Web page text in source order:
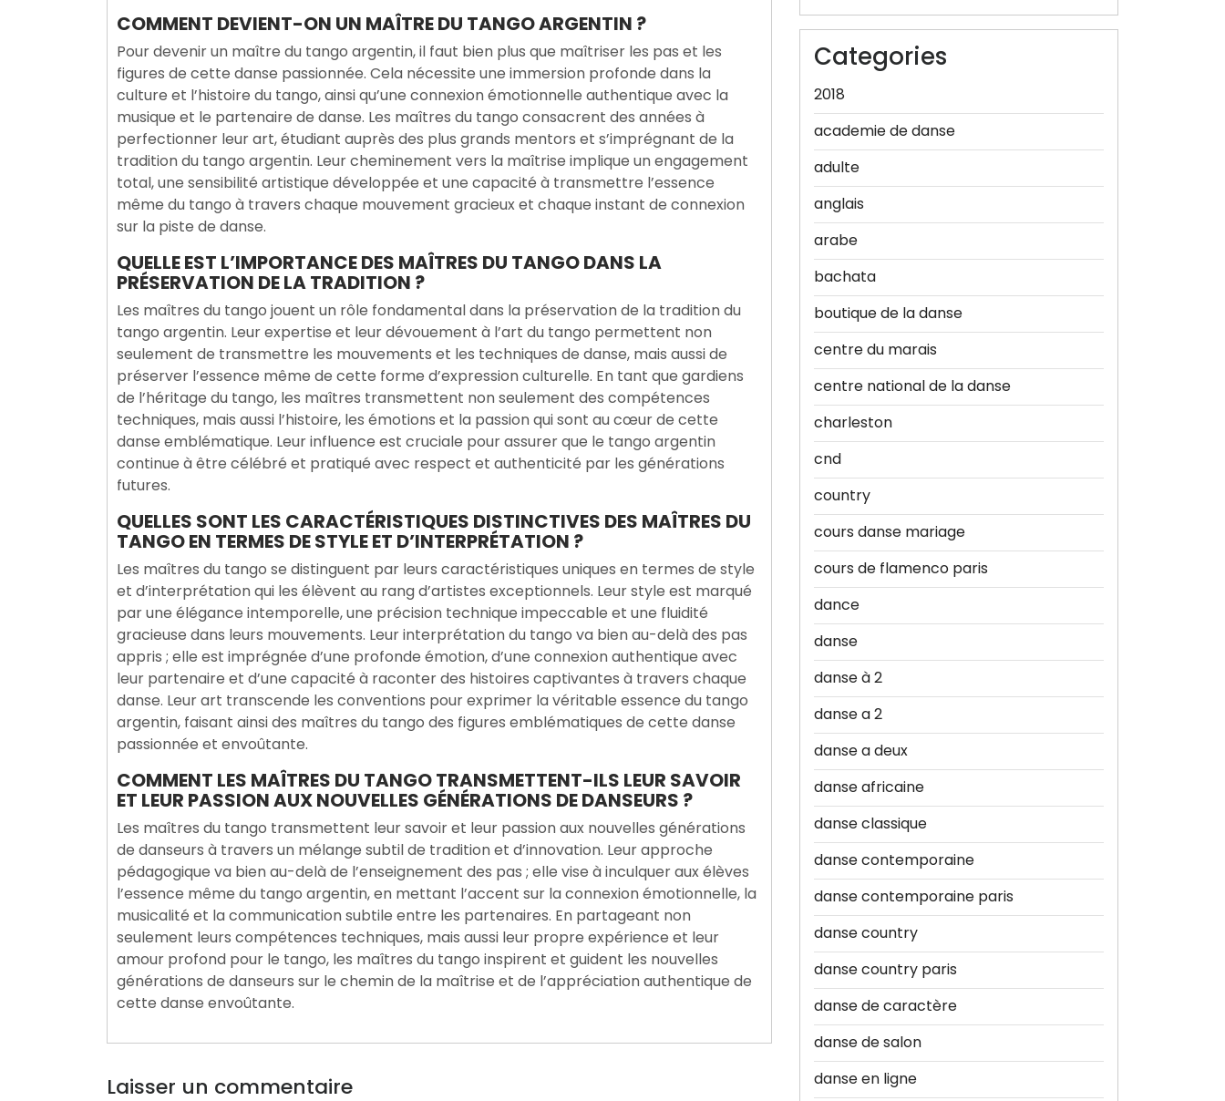
COMMENT DEVIENT-ON UN MAÎTRE DU TANGO ARGENTIN ?
Pour devenir un maître du tango argentin, il faut bien plus que maîtriser les pas et les
figures de cette danse passionnée. Cela nécessite une immersion profonde dans la
culture et l’histoire du tango, ainsi qu’une connexion émotionnelle authentique avec la
musique et le partenaire de danse. Les maîtres du tango consacrent des années à
perfectionner leur art, étudiant auprès des plus grands mentors et s’imprégnant de la
tradition du tango argentin. Leur cheminement vers la maîtrise implique un engagement
total, une sensibilité artistique développée et une capacité à transmettre l’essence
même du tango à travers chaque mouvement gracieux et chaque instant de connexion
sur la piste de danse.
QUELLE EST L’IMPORTANCE DES MAÎTRES DU TANGO DANS LA
PRÉSERVATION DE LA TRADITION ?
Les maîtres du tango jouent un rôle fondamental dans la préservation de la tradition du
tango argentin. Leur expertise et leur dévouement à l’art du tango permettent non
seulement de transmettre les mouvements et les techniques de danse, mais aussi de
préserver l’essence même de cette forme d’expression culturelle. En tant que gardiens
de l’héritage du tango, les maîtres transmettent non seulement des compétences
techniques, mais aussi l’histoire, les émotions et la passion qui sont au cœur de cette
danse emblématique. Leur influence est cruciale pour assurer que le tango argentin
continue à être célébré et pratiqué avec respect et authenticité par les générations
futures.
QUELLES SONT LES CARACTÉRISTIQUES DISTINCTIVES DES MAÎTRES DU
TANGO EN TERMES DE STYLE ET D’INTERPRÉTATION ?
Les maîtres du tango se distinguent par leurs caractéristiques uniques en termes de style
et d’interprétation qui les élèvent au rang d’artistes exceptionnels. Leur style est marqué
par une élégance intemporelle, une précision technique impeccable et une fluidité
gracieuse dans leurs mouvements. Leur interprétation du tango va bien au-delà des pas
appris ; elle est imprégnée d’une profonde émotion, d’une connexion authentique avec
leur partenaire et d’une capacité à raconter des histoires captivantes à travers chaque
danse. Leur art transcende les conventions pour exprimer la véritable essence du tango
argentin, faisant ainsi des maîtres du tango des figures emblématiques de cette danse
passionnée et envoûtante.
COMMENT LES MAÎTRES DU TANGO TRANSMETTENT-ILS LEUR SAVOIR
ET LEUR PASSION AUX NOUVELLES GÉNÉRATIONS DE DANSEURS ?
Les maîtres du tango transmettent leur savoir et leur passion aux nouvelles générations
de danseurs à travers un mélange subtil de tradition et d’innovation. Leur approche
pédagogique va bien au-delà de l’enseignement des pas ; elle vise à inculquer aux élèves
l’essence même du tango argentin, en mettant l’accent sur la connexion émotionnelle, la
musicalité et la communication subtile entre les partenaires. En partageant non
seulement leurs compétences techniques, mais aussi leur propre expérience et leur
amour profond pour le tango, les maîtres du tango inspirent et guident les nouvelles
générations de danseurs sur le chemin de la maîtrise et de l’appréciation authentique de
cette danse envoûtante.
Laisser un commentaire
Categories
2018
academie de danse
adulte
anglais
arabe
bachata
boutique de la danse
centre du marais
centre national de la danse
charleston
cnd
country
cours danse mariage
cours de flamenco paris
dance
danse
danse à 2
danse a 2
danse a deux
danse africaine
danse classique
danse contemporaine
danse contemporaine paris
danse country
danse country paris
danse de caractère
danse de salon
danse en ligne